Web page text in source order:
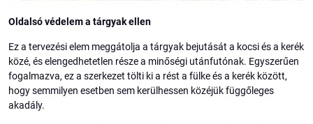
Oldalsó védelem a tárgyak ellen
Ez a tervezési elem meggátolja a tárgyak bejutását a kocsi és a kerék
közé, és elengedhetetlen része a minőségi utánfutónak. Egyszerűen
fogalmazva, ez a szerkezet tölti ki a rést a fülke és a kerék között,
hogy semmilyen esetben sem kerülhessen közéjük függőleges
akadály.